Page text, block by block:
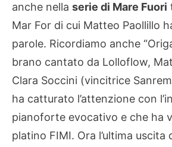
anche nella serie di Mare Fuori
Mar For di cui Matteo Paollillo
parole. Ricordiamo anche
brano cantato da Lolloflow,
Clara Soccini (vincitrice
ha catturato l’attenzione con
pianoforte evocativo e che ha
platino FIMI. Ora l’ultima